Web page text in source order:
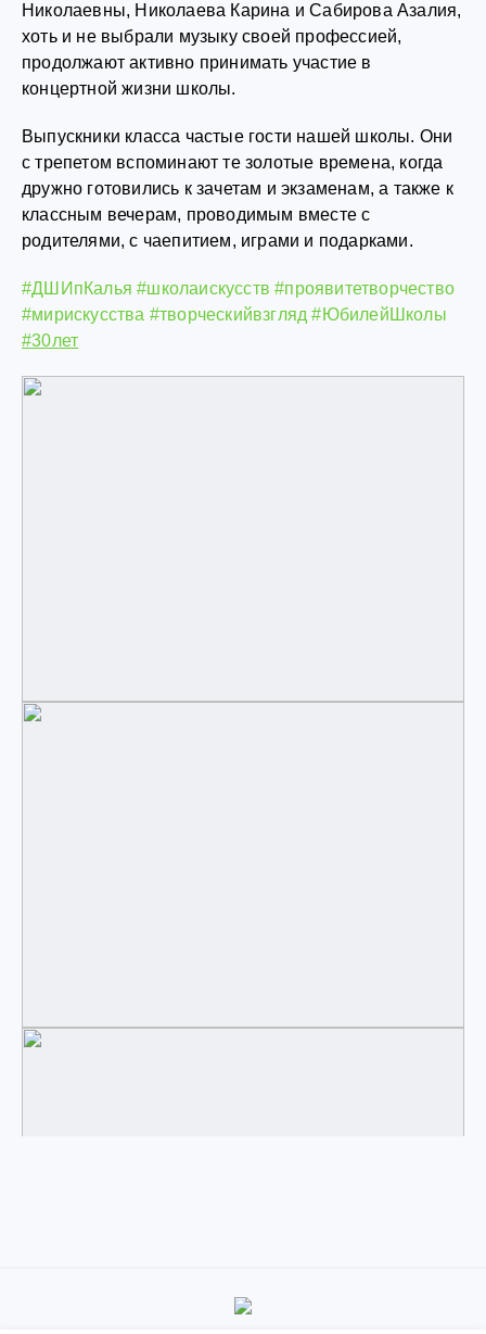
Николаевны, Николаева Карина и Сабирова Азалия,
хоть и не выбрали музыку своей профессией,
продолжают активно принимать участие в
концертной жизни школы.
Выпускники класса частые гости нашей школы. Они
с трепетом вспоминают те золотые времена, когда
дружно готовились к зачетам и экзаменам, а также к
классным вечерам, проводимым вместе с
родителями, с чаепитием, играми и подарками.
#ДШИпКалья #школаискусств #проявитетворчество
#мирискусства #творческийвзгляд #ЮбилейШколы
#30лет